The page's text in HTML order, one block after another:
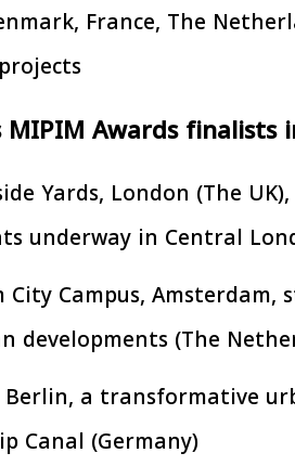
France, The
MIPIM Awards finalists
Yards, London (The
underway in Central
City Campus,
developments (The
Berlin, a transformative
Canal (Germany)
الرئيس الإجراءات الخاصة